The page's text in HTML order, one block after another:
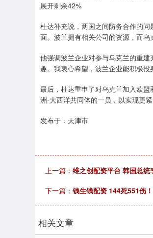
展开剩余42%
杜达补充说，两国之间防务合作的
面。波兰拥有相关公司的资源，而
他强调波兰企业对参与乌克兰的重
趣。我衷心希望，波兰企业能积极投
最后，杜达重申了对乌克兰加入欧
洲-大西洋共同体的一员，以实现更紧
发布于：天津市
上一篇： 维之创配资平台 韩国总
下一篇： 钱生钱配资 144死551伤
相关文章